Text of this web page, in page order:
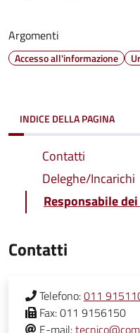
Argomenti
Accesso all'informazione
INDICE DELLA PAGINA
Contatti
Deleghe/Incarichi
Responsabile
Contatti
Telefono:011
Fax:011 9156150
E-mail: